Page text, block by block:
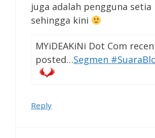
juga adalah pengguna setia
sehingga kini
MYiDEAKiNi Dot Com
posted…Segmen
Reply